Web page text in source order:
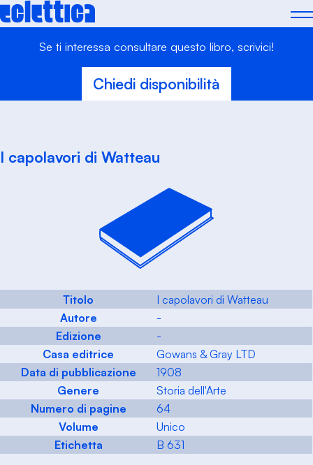
Skip
to
Se ti interessa consultare questo libro, scrivici!
Chiedi disponibilità
I capolavori di Watteau
Titolo
I capolavori di Watteau
Autore
-
Edizione
-
Casa editrice
Gowans & Gray LTD
Data di pubblicazione
1908
Genere
Storia dell'Arte
Numero di pagine
64
Volume
Unico
Etichetta
B 631